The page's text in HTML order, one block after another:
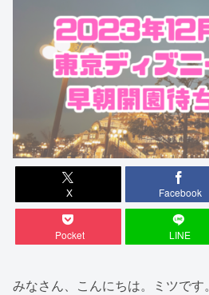
X Facebook
Pocket LINE
みなさん、こんにちは。ミツです。